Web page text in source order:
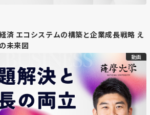
済 エコシステムの構築と企業成長戦略 え
未来図
動画